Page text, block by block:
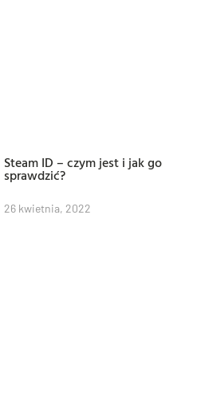
Steam ID – czym jest i jak go
sprawdzić?
26 kwietnia, 2022